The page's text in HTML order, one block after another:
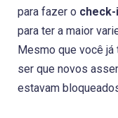
para fazer o
para ter a maior
Mesmo que você já
ser que novos
estavam